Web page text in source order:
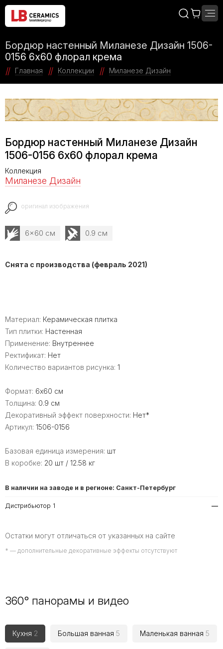
Бордюр настенный Миланезе Дизайн 1506-
0156 6х60 флорал крема
Главная Коллекции Миланезе Дизайн
Бордюр настенный Миланезе Дизайн
1506-0156 6х60 флорал крема
Коллекция
Миланезе Дизайн
оригинал изображения
6x60 см 0.9 см
Снята с производства (февраль 2021)
Материал: Керамическая плитка
Тип плитки: Настенная
Применение: Внутреннее
Ректификат: Нет
Количество вариантов рисунка: 1
Формат: 6x60 см
Толщина: 0.9 см
Декоративный эффект поверхности: Нет*
Артикул: 1506-0156
Базовая единица измерения: шт
В коробке: 20 шт / 12.58 кг
В наличии на заводе и в регионе: Санкт-Петербург
Дистрибьютор 1 —
Остатки могут отличаться от указанных на сайте
* — дополнительные декоративные эффекты отсутствуют
360° панорамы и видео
Кухня 2 Большая ванная 5 Маленькая ванная 5